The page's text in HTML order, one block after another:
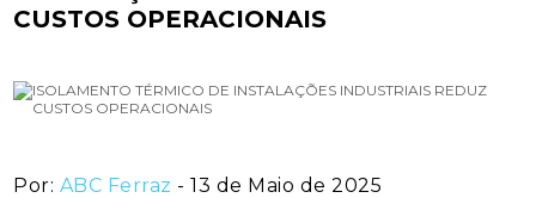
CUSTOS OPERACIONAIS
Por: ABC Ferraz - 13 de Maio de 2025